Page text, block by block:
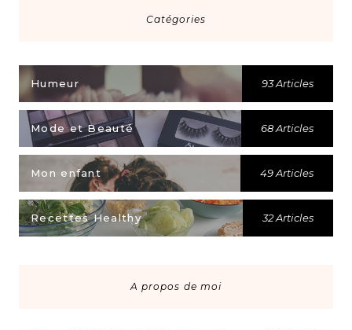
Catégories
Humeur 93 Articles
Mode et Beauté 68 Articles
Mon enfant 49 Articles
Recettes Healthy 32 Articles
A propos de moi